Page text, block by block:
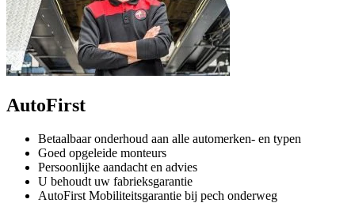
AutoFirst
Betaalbaar onderhoud aan alle automerken- en typen
Goed opgeleide monteurs
Persoonlijke aandacht en advies
U behoudt uw fabrieksgarantie
AutoFirst Mobiliteitsgarantie bij pech onderweg